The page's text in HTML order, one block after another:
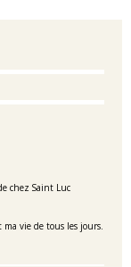
chez Saint Luc
vie de tous les jours.